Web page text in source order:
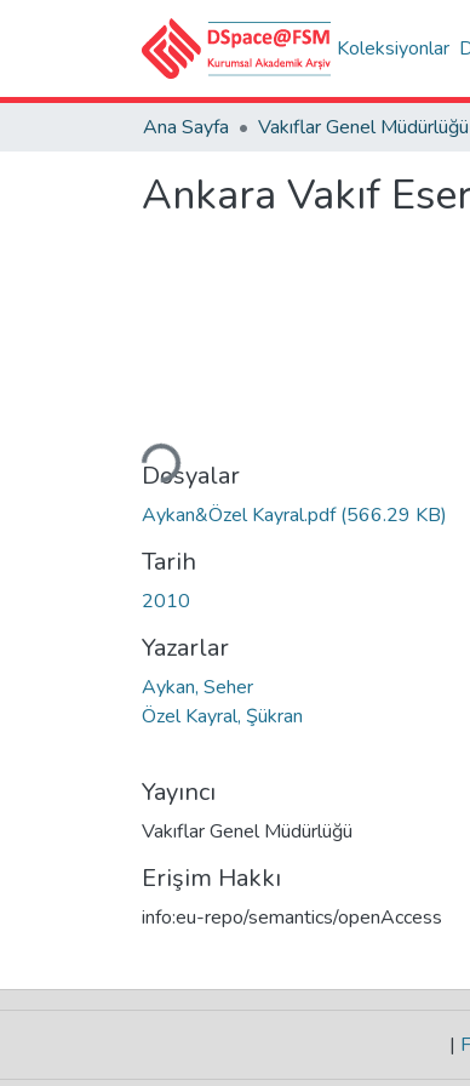
Koleksiyonlar
Ana Sayfa
Ankara Vakıf
Yükleniyor...
Dosyalar
Aykan&Özel Kayral.pdf(566.29 KB)
Tarih
2010
Yazarlar
Aykan, Seher
Özel Kayral, Şükran
Yayıncı
Vakıflar Genel Müdürlüğü
Erişim Hakkı
info:eu-repo/semantics/openAccess
|